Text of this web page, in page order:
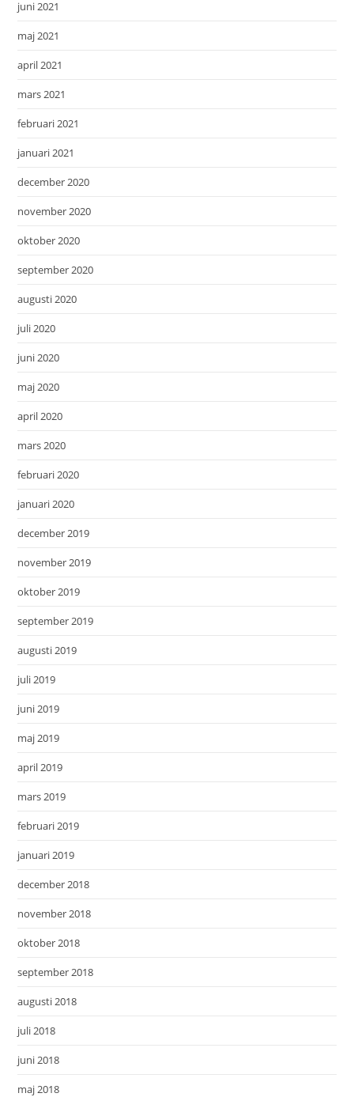
juni 2021
maj 2021
april 2021
mars 2021
februari 2021
januari 2021
december 2020
november 2020
oktober 2020
september 2020
augusti 2020
juli 2020
juni 2020
maj 2020
april 2020
mars 2020
februari 2020
januari 2020
december 2019
november 2019
oktober 2019
september 2019
augusti 2019
juli 2019
juni 2019
maj 2019
april 2019
mars 2019
februari 2019
januari 2019
december 2018
november 2018
oktober 2018
september 2018
augusti 2018
juli 2018
juni 2018
maj 2018